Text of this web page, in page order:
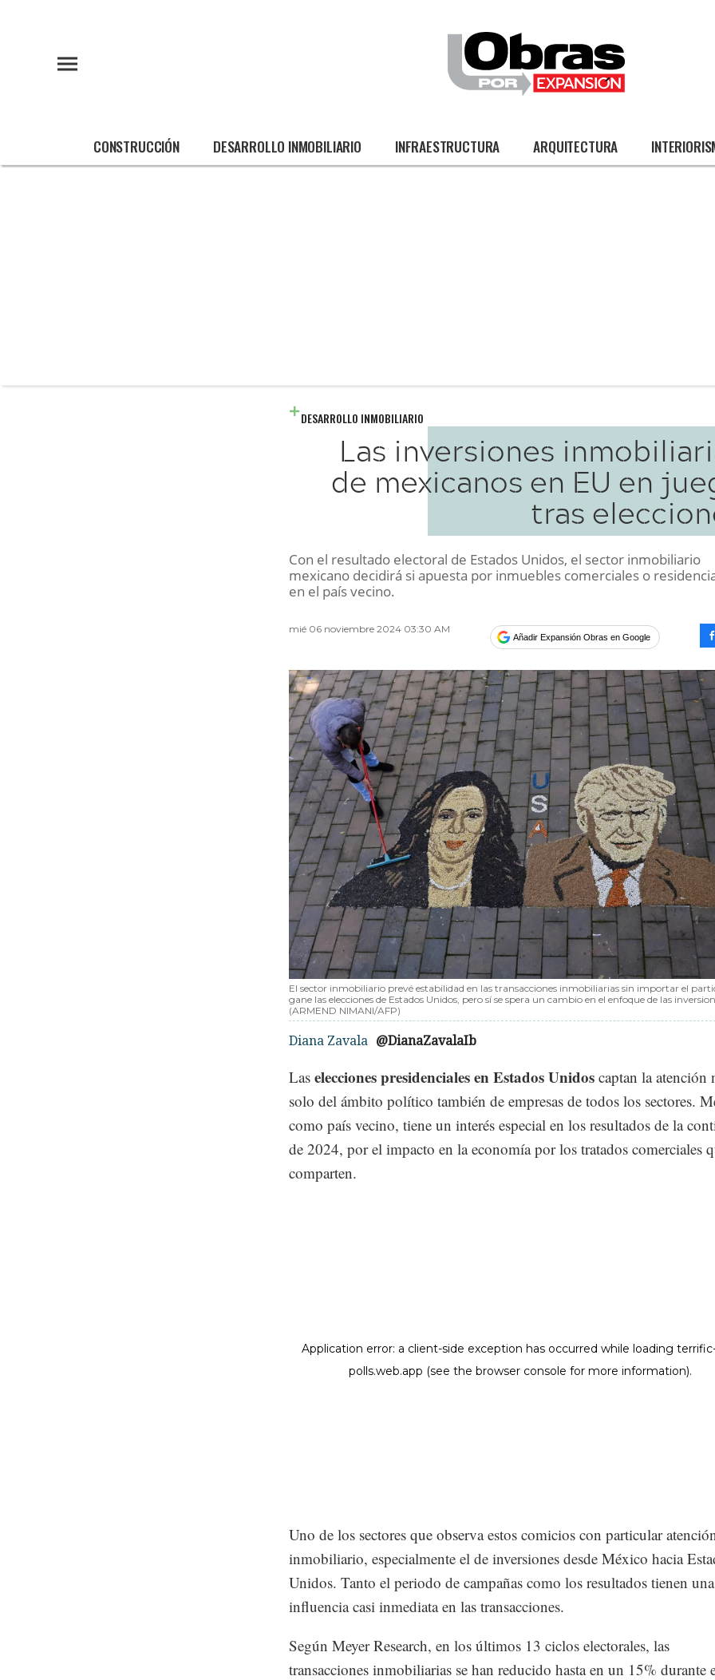
CONSTRUCCIÓN DESARROLLO INMOBILIARIO INFRAESTRUCTURA ARQUITECTURA
DESARROLLO INMOBILIARIO
Las inversiones
de mexicanos en EU en
tras
Con el resultado electoral de Estados Unidos, el sector inmobiliario
mexicano decidirá si apuesta por inmuebles comerciales o
en el país vecino.
mié 06 noviembre 2024 03:30 AM
Añadir Expansión Obras en Google
El sector inmobiliario prevé estabilidad en las transacciones inmobiliarias sin importar el
gane las elecciones de Estados Unidos, pero sí se spera un cambio en el enfoque de las
(ARMEND NIMANI/AFP)
Diana Zavala @DianaZavalaIb
Las elecciones presidenciales en Estados Unidos captan la atención
solo del ámbito político también de empresas de todos los sectores.
como país vecino, tiene un interés especial en los resultados de la
de 2024, por el impacto en la economía por los tratados comerciales
comparten.
Uno de los sectores que observa estos comicios con particular
inmobiliario, especialmente el de inversiones desde México hacia
Unidos. Tanto el periodo de campañas como los resultados tienen una
influencia casi inmediata en las transacciones.
Según Meyer Research, en los últimos 13 ciclos electorales, las
transacciones inmobiliarias se han reducido hasta en un 15% durante